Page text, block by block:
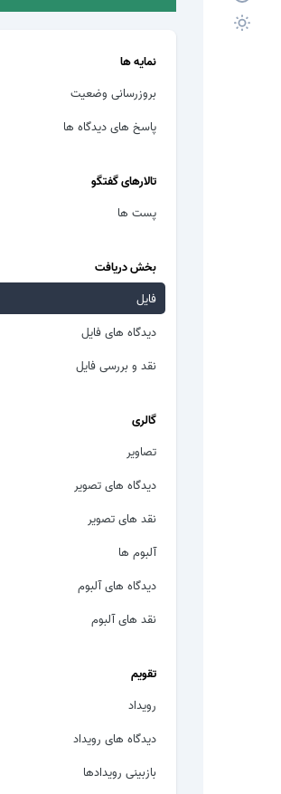
نمایه ها
بروزرسانی وضعیت
پاسخ های دیدگاه ها
تالارهای گفتگو
پست ها
بخش دریافت
فایل
دیدگاه های فایل
نقد و بررسی فایل
گالری
تصاویر
دیدگاه های تصویر
نقد های تصویر
آلبوم ها
دیدگاه های آلبوم
نقد های آلبوم
تقویم
رویداد
دیدگاه های رویداد
بازبینی رویدادها